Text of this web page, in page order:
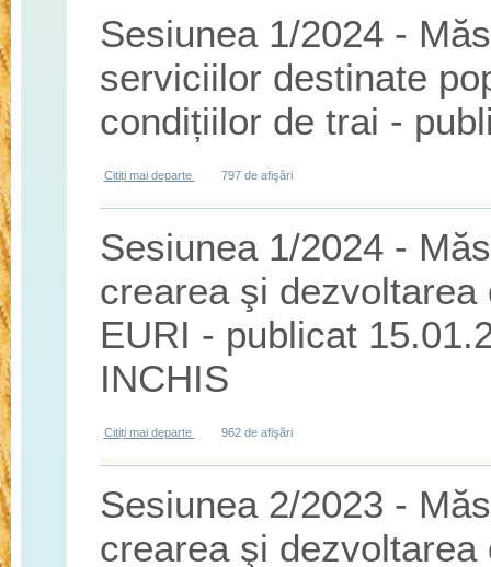
Sesiunea 1/2024 -
serviciilor destinate
condițiilor de trai -
Citiți mai departe despre Sesiunea 1/2024 - Măsura 5/6B - Dezvoltarea
797 de afişări
Sesiunea 1/2024 -
crearea şi
EURI - publicat
INCHIS
Citiți mai departe despre Sesiunea 1/2024 - Măsura 4/6A - "Investiţii în
962 de afişări
Sesiunea 2/2023 -
crearea şi